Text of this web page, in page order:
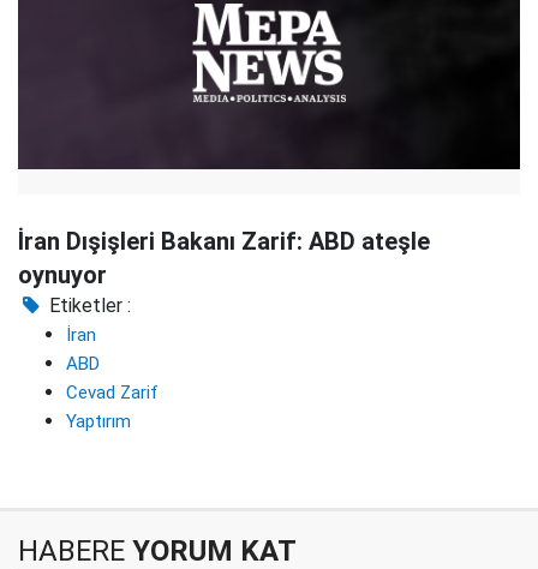
İran Dışişleri Bakanı Zarif: ABD ateşle
oynuyor
Etiketler :
İran
ABD
Cevad Zarif
Yaptırım
HABERE YORUM KAT